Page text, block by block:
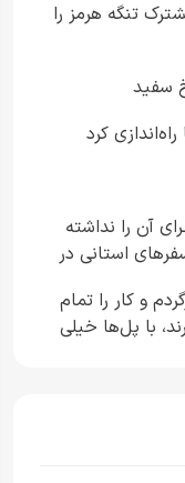
تنگه هرمز را
سفید
آن را نداشته
استانی در
و کار را تمام
با پل‌ها خیلی